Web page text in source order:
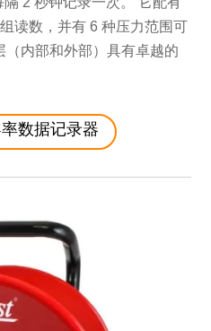
读数，并有 6 种压力范围可
（内部和外部）具有卓越的
数据记录器